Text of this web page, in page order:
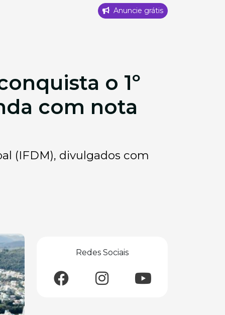
Anuncie grátis
o 1º
com nota
(IFDM), divulgados com
Redes Sociais